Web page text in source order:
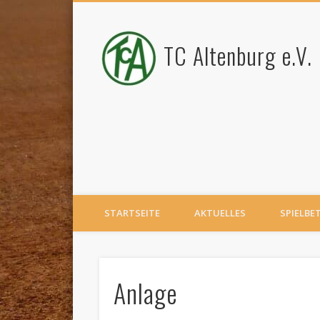
TC Altenburg e.V.
STARTSEITE AKTUELLES
Anlage